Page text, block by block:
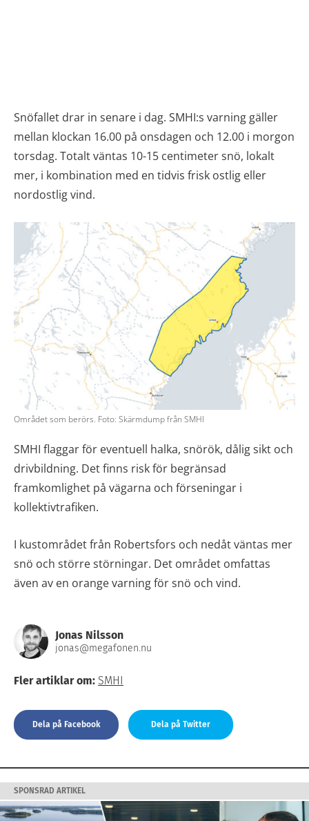
Snöfallet drar in senare i dag. SMHI:s varning gäller
mellan klockan 16.00 på onsdagen och 12.00 i morgon
torsdag. Totalt väntas 10-15 centimeter snö, lokalt
mer, i kombination med en tidvis frisk ostlig eller
nordostlig vind.
Området som berörs. Foto: Skärmdump från SMHI
SMHI flaggar för eventuell halka, snörök, dålig sikt och
drivbildning. Det finns risk för begränsad
framkomlighet på vägarna och förseningar i
kollektivtrafiken.
I kustområdet från Robertsfors och nedåt väntas mer
snö och större störningar. Det området omfattas
även av en orange varning för snö och vind.
Jonas Nilsson
jonas@megafonen.nu
Fler artiklar om: SMHI
Dela på Facebook Dela på Twitter
SPONSRAD ARTIKEL